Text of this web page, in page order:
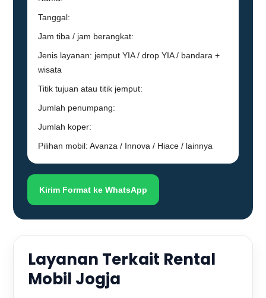
Tanggal:
Jam tiba / jam berangkat:
Jenis layanan: jemput YIA / drop YIA / bandara +
wisata
Titik tujuan atau titik jemput:
Jumlah penumpang:
Jumlah koper:
Pilihan mobil: Avanza / Innova / Hiace / lainnya
Kirim Format ke WhatsApp
Layanan Terkait Rental
Mobil Jogja